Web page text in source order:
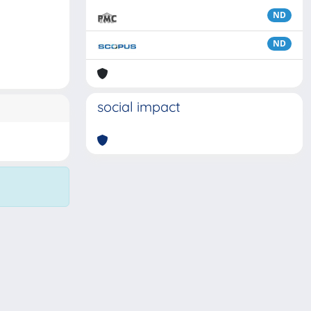
ND
ND
social impact